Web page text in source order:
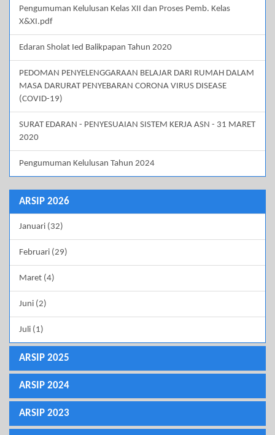
Pengumuman Kelulusan Kelas XII dan Proses Pemb. Kelas
X&XI.pdf
Edaran Sholat Ied Balikpapan Tahun 2020
PEDOMAN PENYELENGGARAAN BELAJAR DARI RUMAH DALAM
MASA DARURAT PENYEBARAN CORONA VIRUS DISEASE
(COVID-19)
SURAT EDARAN - PENYESUAIAN SISTEM KERJA ASN - 31 MARET
2020
Pengumuman Kelulusan Tahun 2024
ARSIP 2026
Januari (32)
Februari (29)
Maret (4)
Juni (2)
Juli (1)
ARSIP 2025
ARSIP 2024
ARSIP 2023